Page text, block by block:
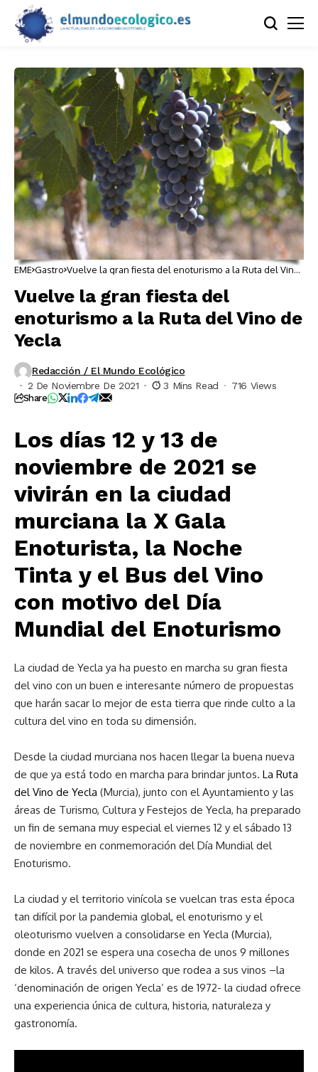
EME Gastro Vuelve la gran fiesta del enoturismo a la Ruta del Vino
Vuelve la gran fiesta del
enoturismo a la Ruta del Vino de
Yecla
Redacción / El Mundo Ecológico
2 De Noviembre De 2021
3 Mins Read 716 Views
Share
Los días 12 y 13 de
noviembre de 2021 se
vivirán en la ciudad
murciana la X Gala
Enoturista, la Noche
Tinta y el Bus del Vino
con motivo del Día
Mundial del Enoturismo
La ciudad de Yecla ya ha puesto en marcha su gran fiesta
del vino con un buen e interesante número de propuestas
que harán sacar lo mejor de esta tierra que rinde culto a la
cultura del vino en toda su dimensión.
Desde la ciudad murciana nos hacen llegar la buena nueva
de que ya está todo en marcha para brindar juntos. La Ruta
del Vino de Yecla (Murcia), junto con el Ayuntamiento y las
áreas de Turismo, Cultura y Festejos de Yecla, ha preparado
un fin de semana muy especial el viernes 12 y el sábado 13
de noviembre en conmemoración del Día Mundial del
Enoturismo.
La ciudad y el territorio vinícola se vuelcan tras esta época
tan difícil por la pandemia global, el enoturismo y el
oleoturismo vuelven a consolidarse en Yecla (Murcia),
donde en 2021 se espera una cosecha de unos 9 millones
de kilos. A través del universo que rodea a sus vinos –la
‘denominación de origen Yecla’ es de 1972- la ciudad ofrece
una experiencia única de cultura, historia, naturaleza y
gastronomía.